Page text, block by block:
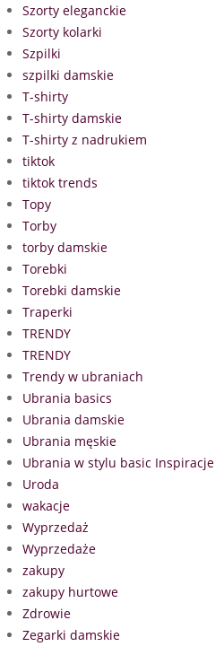
Szorty eleganckie
Szorty kolarki
Szpilki
szpilki damskie
T-shirty
T-shirty damskie
T-shirty z nadrukiem
tiktok
tiktok trends
Topy
Torby
torby damskie
Torebki
Torebki damskie
Traperki
TRENDY
TRENDY
Trendy w ubraniach
Ubrania basics
Ubrania damskie
Ubrania męskie
Ubrania w stylu basic Inspiracje
Uroda
wakacje
Wyprzedaż
Wyprzedaże
zakupy
zakupy hurtowe
Zdrowie
Zegarki damskie